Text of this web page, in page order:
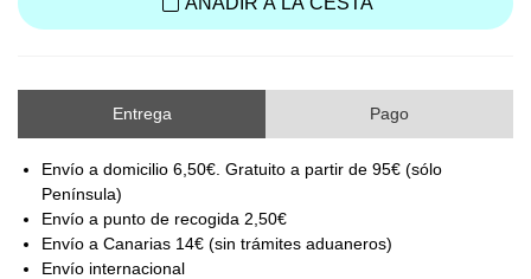
Entrega Pago
Envío a domicilio 6,50€. Gratuito a partir de 95€ (sólo
Península)
Envío a punto de recogida 2,50€
Envío a Canarias 14€ (sin trámites aduaneros)
Envío internacional